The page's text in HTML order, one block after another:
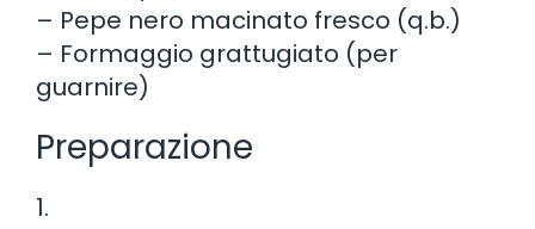
– Pepe nero macinato fresco (q.b.)
– Formaggio grattugiato (per
guarnire)
Preparazione
1.